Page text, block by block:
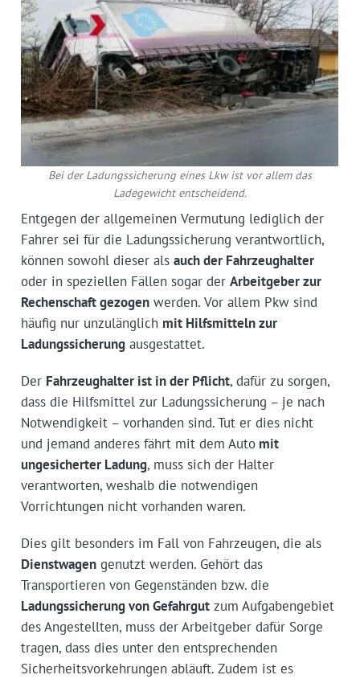
Bei der Ladungssicherung eines Lkw ist vor allem das
Ladegewicht entscheidend.
Entgegen der allgemeinen Vermutung lediglich der
Fahrer sei für die Ladungssicherung verantwortlich,
können sowohl dieser als auch der Fahrzeughalter
oder in speziellen Fällen sogar der Arbeitgeber zur
Rechenschaft gezogenwerden. Vor allem Pkw sind
häufig nur unzulänglich mit Hilfsmitteln zur
Ladungssicherungausgestattet.
Der Fahrzeughalter ist in der Pflicht, dafür zu sorgen,
dass die Hilfsmittel zur Ladungssicherung – je nach
Notwendigkeit – vorhanden sind. Tut er dies nicht
und jemand anderes fährt mit dem Automit
ungesicherter Ladung, muss sich der Halter
verantworten, weshalb die notwendigen
Vorrichtungen nicht vorhanden waren.
Dies gilt besonders im Fall von Fahrzeugen, die als
Dienstwagengenutzt werden. Gehört das
Transportieren von Gegenständen bzw. die
Ladungssicherung von Gefahrgutzum Aufgabengebiet
des Angestellten, muss der Arbeitgeber dafür Sorge
tragen, dass dies unter den entsprechenden
Sicherheitsvorkehrungen abläuft. Zudem ist es